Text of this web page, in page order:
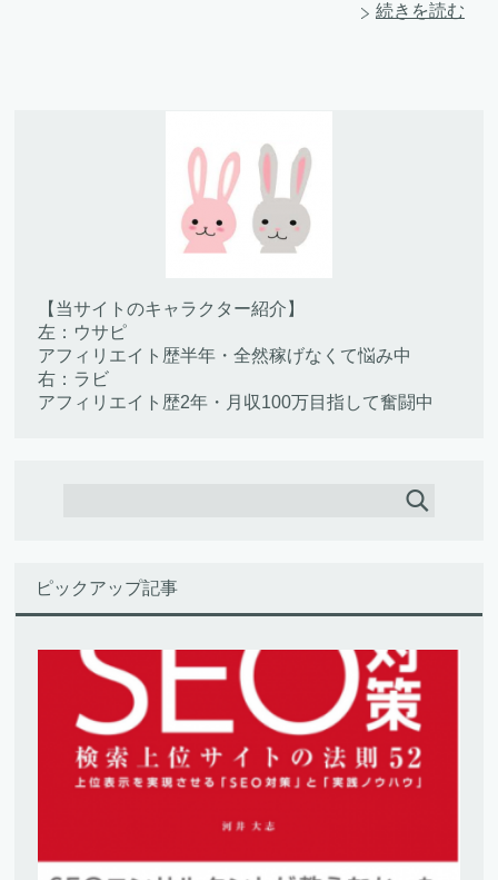
続きを読む
【当サイトのキャラクター紹介】
左：ウサピ
アフィリエイト歴半年・全然稼げなくて悩み中
右：ラビ
アフィリエイト歴2年・月収100万目指して奮闘中
ピックアップ記事